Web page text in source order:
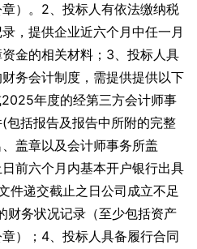
）。2、投标人有依法缴纳税
，提供企业近六个月中任一月
金的相关材料；3、投标人具
务会计制度，需提供提供以下
年度的经第三方会计师事
包括报告及报告中所附的完整
盖章以及会计师事务所盖
前六个月内基本开户银行出具
件递交截止之日公司成立不足
财务状况记录（至少包括资产
）；4、投标人具备履行合同